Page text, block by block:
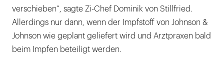
verschieben“, sagte Zi-Chef Dominik von Stillfried.
Allerdings nur dann, wenn der Impfstoff von Johnson &
Johnson wie geplant geliefert wird und Arztpraxen bald
beim Impfen beteiligt werden.